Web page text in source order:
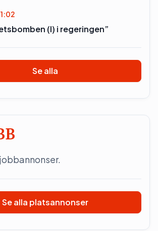
(l) i regeringen”
Se alla
Se alla platsannonser